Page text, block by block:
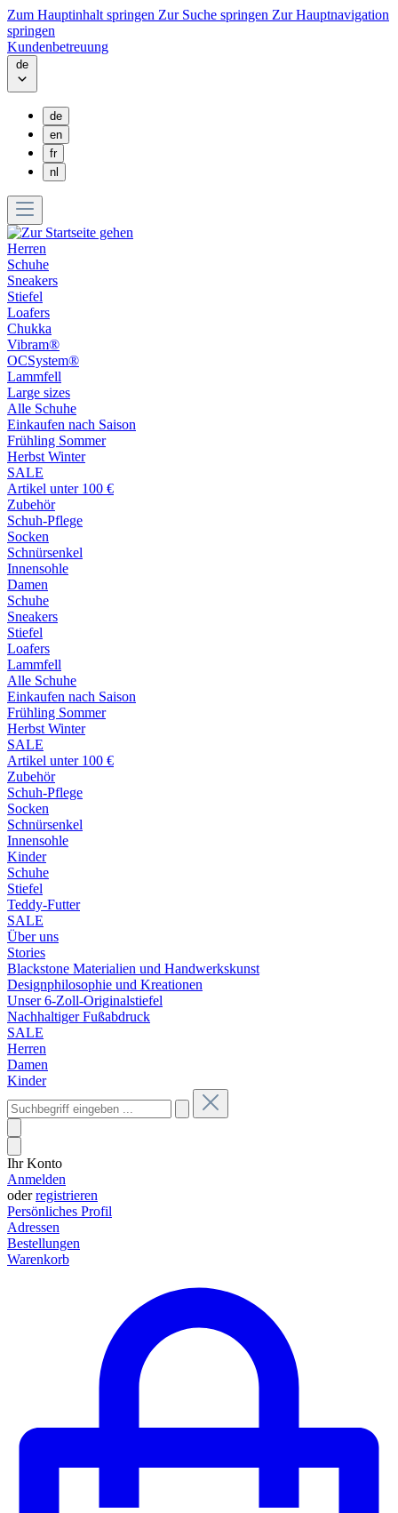
Zum Hauptinhalt springen Zur Suche springen Zur Hauptnavigation
springen
Kundenbetreuung
de
de
en
fr
nl
Herren
Schuhe
Sneakers
Stiefel
Loafers
Chukka
Vibram®
OCSystem®
Lammfell
Large sizes
Alle Schuhe
Einkaufen nach Saison
Frühling Sommer
Herbst Winter
SALE
Artikel unter 100 €
Zubehör
Schuh-Pflege
Socken
Schnürsenkel
Innensohle
Damen
Schuhe
Sneakers
Stiefel
Loafers
Lammfell
Alle Schuhe
Einkaufen nach Saison
Frühling Sommer
Herbst Winter
SALE
Artikel unter 100 €
Zubehör
Schuh-Pflege
Socken
Schnürsenkel
Innensohle
Kinder
Schuhe
Stiefel
Teddy-Futter
SALE
Über uns
Stories
Blackstone Materialien und Handwerkskunst
Designphilosophie und Kreationen
Unser 6-Zoll-Originalstiefel
Nachhaltiger Fußabdruck
SALE
Herren
Damen
Kinder
Ihr Konto
Anmelden
oderregistrieren
Persönliches Profil
Adressen
Bestellungen
Warenkorb